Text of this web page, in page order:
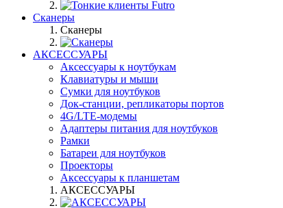
Сканеры
Сканеры
АКСЕССУАРЫ
Аксессуары к ноутбукам
Клавиатуры и мыши
Сумки для ноутбуков
Док-станции, репликаторы портов
4G/LTE-модемы
Адаптеры питания для ноутбуков
Рамки
Батареи для ноутбуков
Проекторы
Аксессуары к планшетам
АКСЕССУАРЫ